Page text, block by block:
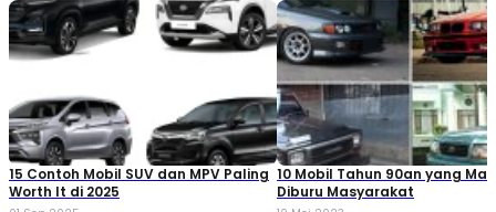
15 Contoh Mobil SUV dan MPV Paling
Worth It di 2025
10 Mobil Tahun 90an yang
Diburu Masyarakat